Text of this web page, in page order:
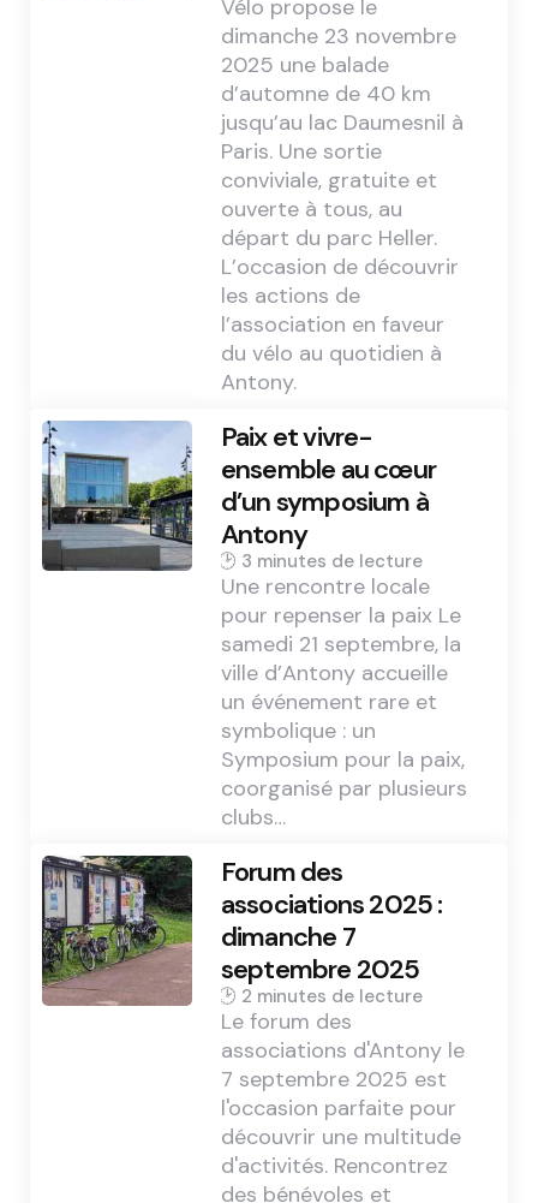
Vélo propose le
dimanche 23 novembre
2025 une balade
d’automne de 40 km
jusqu’au lac Daumesnil à
Paris. Une sortie
conviviale, gratuite et
ouverte à tous, au
départ du parc Heller.
L’occasion de découvrir
les actions de
l’association en faveur
du vélo au quotidien à
Antony.
Paix et vivre-
ensemble au cœur
d’un symposium à
Antony
3 min
Une rencontre locale
pour repenser la paix Le
samedi 21 septembre, la
ville d’Antony accueille
un événement rare et
symbolique : un
Symposium pour la paix,
coorganisé par plusieurs
clubs…
Forum des
associations 2025 :
dimanche 7
septembre 2025
2 min
Le forum des
associations d'Antony le
7 septembre 2025 est
l'occasion parfaite pour
découvrir une multitude
d'activités. Rencontrez
des bénévoles et